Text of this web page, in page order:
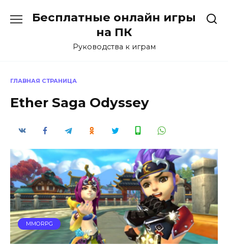
Бесплатные онлайн игры
на ПК
Руководства к играм
ГЛАВНАЯ СТРАНИЦА
Ether Saga Odyssey
MMORPG